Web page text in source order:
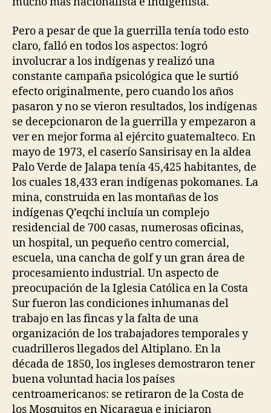
Pero a pesar de que la guerrilla tenía todo esto
claro, falló en todos los aspectos: logró
involucrar a los indígenas y realizó una
constante campaña psicológica que le surtió
efecto originalmente, pero cuando los años
pasaron y no se vieron resultados, los indígenas
se decepcionaron de la guerrilla y empezaron a
ver en mejor forma al ejército guatemalteco. En
mayo de 1973, el caserío Sansirisay en la aldea
Palo Verde de Jalapa tenía 45,425 habitantes, de
los cuales 18,433 eran indígenas pokomanes. La
mina, construida en las montañas de los
indígenas Q’eqchi incluía un complejo
residencial de 700 casas, numerosas oficinas,
un hospital, un pequeño centro comercial,
escuela, una cancha de golf y un gran área de
procesamiento industrial. Un aspecto de
preocupación de la Iglesia Católica en la Costa
Sur fueron las condiciones inhumanas del
trabajo en las fincas y la falta de una
organización de los trabajadores temporales y
cuadrilleros llegados del Altiplano. En la
década de 1850, los ingleses demostraron tener
buena voluntad hacia los países
centroamericanos: se retiraron de la Costa de
los Mosquitos en Nicaragua e iniciaron